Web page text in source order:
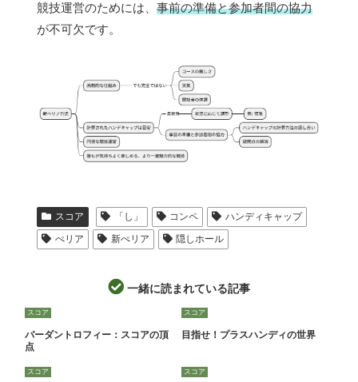
競技運営のためには、 事前の準備と参加者間の協力
が不可欠です。
スコア 「し」 コンペ
ハンディキャップ
ぺリア
新ぺリア 隠しホール
一緒に読まれている記事
スコア
バーダントロフィー：スコアの頂
点
スコア
目指せ！プラスハンディの世界
スコア スコア